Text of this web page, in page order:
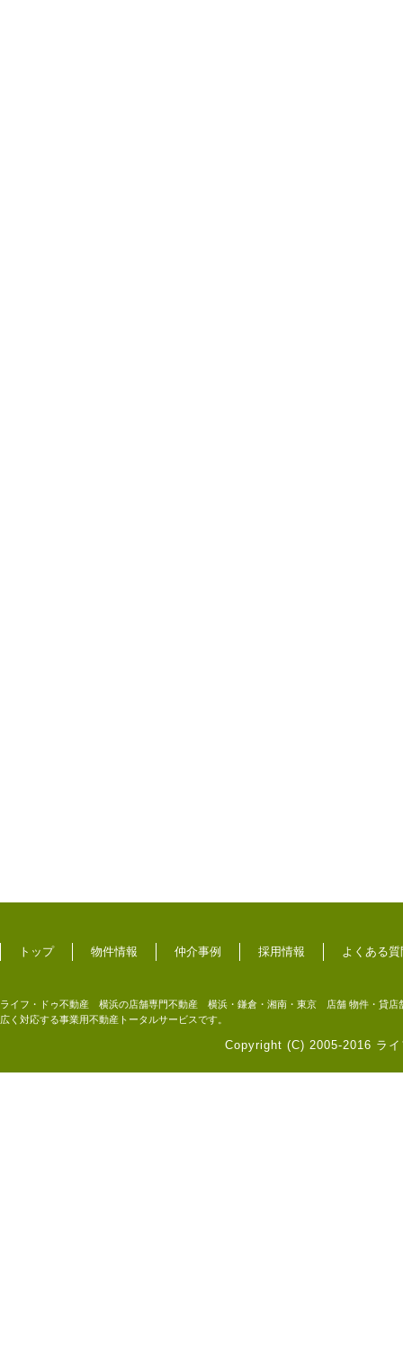
トップ 物件情報 仲介事例 採用情報 よくある質
ライフ・ドゥ不動産 横浜の店舗専門不動産 横浜・鎌倉・湘南・東京 店舗 物件・貸店
広く対応する事業用不動産トータルサービスです。
Copyright (C) 2005-2016 ラ